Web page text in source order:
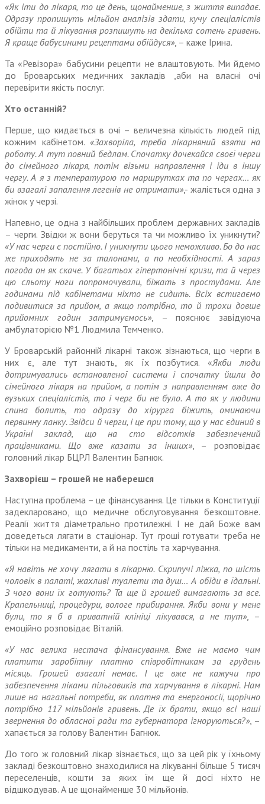
«Як іти до лікаря, то це день, щонайменше, з життя випадає.
Одразу пропишуть мільйон аналізів здати, кучу спеціалістів
обійти та й лікування розпишуть на декілька сотень гривень.
Я краще бабусиними рецептами обійдуся», – каже Ірина.
Та «Ревізора» бабусини рецепти не влаштовують. Ми йдемо
до Броварських медичних закладів ,аби на власні очі
перевірити якість послуг.
Хто останній?
Перше, що кидається в очі – величезна кількість людей під
кожним кабінетом. «Захворіла, треба лікарняний взяти на
роботу. А тут повний бедлам. Спочатку дочекайся своєї черги
до сімейного лікаря, потім візьми направлення і іди в іншу
чергу. А я з температурою по маршрутках та по чергах… як
би взагалі запалення легенів не отримати»,- жаліється одна з
жінок у черзі.
Напевно, це одна з найбільших проблем державних закладів
– черги. Звідки ж вони беруться та чи можливо їх уникнути?
«У нас черги є постійно. І уникнути цього неможливо. Бо до нас
же приходять не за талонами, а по необхідності. А зараз
погода он як скаче. У багатьох гіпертонічні кризи, та й через
цю сльоту ноги попромочували, біжать з простудами. Але
годинами під кабінетами ніхто не сидить. Всіх встигаємо
подивитися за прийом, а якщо потрібно, то й трохи довше
прийомних годин затримуємось», – пояснює завідуюча
амбулаторією №1 Людмила Темченко.
У Броварській районній лікарні також зізнаються, що черги в
них є, але тут знають, як їх позбутися. «Якби люди
дотримувались встановленої системи і спочатку йшли до
сімейного лікаря на прийом, а потім з направленням вже до
вузьких спеціалістів, то і черг би не було. А то як у людини
спина болить, то одразу до хірурга біжить, оминаючи
первинну ланку. Звідси й черги, і це при тому, що у нас єдиний в
Україні заклад, що на сто відсотків забезпечений
працівниками. Що вже казати за інших», – розповідає
головний лікар БЦРЛ Валентин Багнюк.
Захворієш – грошей не наберешся
Наступна проблема – це фінансування. Це тільки в Конституції
задекларовано, що медичне обслуговування безкоштовне.
Реалії життя діаметрально протилежні. І не дай Боже вам
доведеться лягати в стаціонар. Тут гроші готувати треба не
тільки на медикаменти, а й на постіль та харчування.
«Я навіть не хочу лягати в лікарню. Скрипучі ліжка, по шість
чоловік в палаті, жахливі туалети та душ… А обіди в їдальні.
З чого вони їх готують? Та ще й грошей вимагають за все.
Крапельниці, процедури, вологе прибирання. Якби вони у мене
були, то я б в приватній клініці лікувався, а не тут», –
емоційно розповідає Віталій.
«У нас велика нестача фінансування. Вже не маємо чим
платити заробітну платню співробітникам за грудень
місяць. Грошей взагалі немає. І це вже не кажучи про
забезпечення ліками пільговиків та харчування в лікарні. Нам
лише на нагальні потреби, як платня та енергоносії, щорічно
потрібно 117 мільйонів гривень. Де їх брати, якщо всі наші
звернення до обласної ради та губернатора ігноруються?», –
хапається за голову Валентин Багнюк.
До того ж головний лікар зізнається, що за цей рік у їхньому
закладі безкоштовно знаходилися на лікуванні більше 5 тисяч
переселенців, кошти за яких їм ще й досі ніхто не
відшкодував. А це щонайменше 30 мільйонів.